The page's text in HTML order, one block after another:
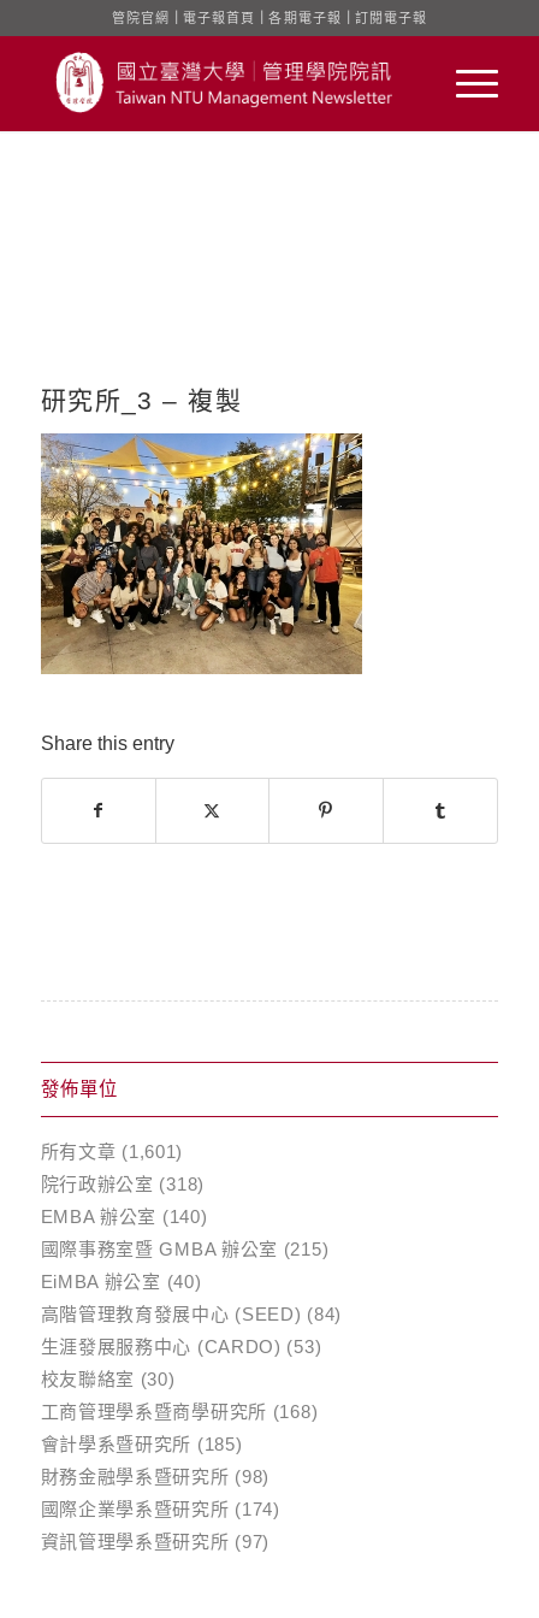
管院官網 電子報首頁 ｜各期電子報 訂閱電子報
研究所_3 – 複製
Share this entry
發佈單位
所有文章 (1,601)
院行政辦公室 (318)
EMBA 辦公室 (140)
國際事務室暨 GMBA 辦公室 (215)
EiMBA 辦公室 (40)
高階管理教育發展中心 (SEED) (84)
生涯發展服務中心 (CARDO) (53)
校友聯絡室 (30)
工商管理學系暨商學研究所 (168)
會計學系暨研究所 (185)
財務金融學系暨研究所 (98)
國際企業學系暨研究所 (174)
資訊管理學系暨研究所 (97)